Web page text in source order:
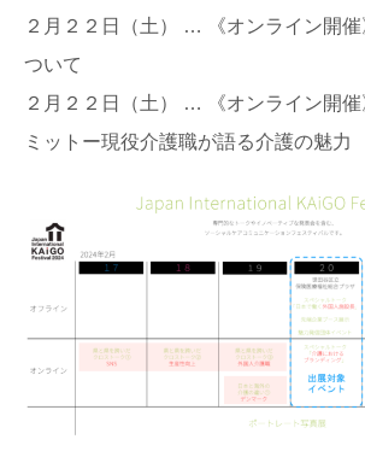
２月２２日（土） … 《オンライン開
ついて
２月２２日（土） … 《オンライン開
ミットー現役介護職が語る介護の魅力